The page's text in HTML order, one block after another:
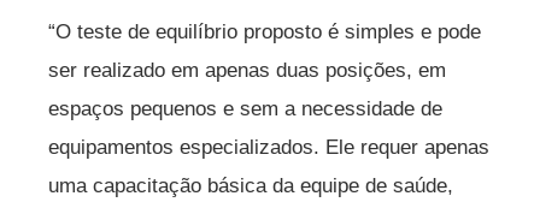
“O teste de equilíbrio proposto é simples e pode
ser realizado em apenas duas posições, em
espaços pequenos e sem a necessidade de
equipamentos especializados. Ele requer apenas
uma capacitação básica da equipe de saúde,